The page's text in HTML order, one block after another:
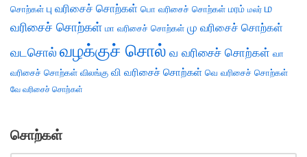
சொற்கள் பு வரிசைச் சொற்கள் பொ வரிசைச் சொற்கள் மரம் மலர் ம
வரிசைச் சொற்கள் மா வரிசைச் சொற்கள் மு வரிசைச் சொற்கள்
வடசொல் வழக்குச் சொல் வ வரிசைச் சொற்கள் வா
வரிசைச் சொற்கள் விலங்கு வி வரிசைச் சொற்கள் வெ வரிசைச் சொற்கள்
வே வரிசைச் சொற்கள்
சொற்கள்